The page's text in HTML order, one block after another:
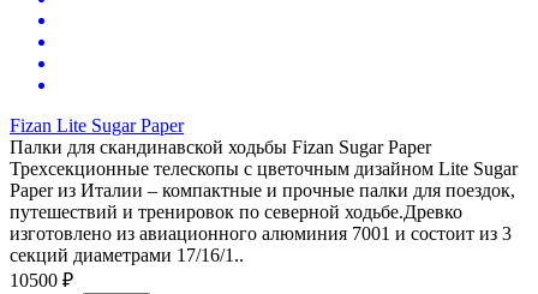
Fizan Lite Sugar Paper
Палки для скандинавской ходьбы Fizan Sugar Paper
Трехсекционные телескопы с цветочным дизайном Lite Sugar
Paper из Италии – компактные и прочные палки для поездок,
путешествий и тренировок по северной ходьбе.Древко
изготовлено из авиационного алюминия 7001 и состоит из 3
секций диаметрами 17/16/1..
10500 ₽